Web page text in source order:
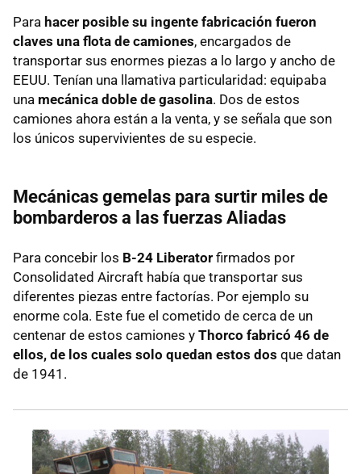
Para hacer posible su ingente fabricación fueron
claves una flota de camiones, encargados de
transportar sus enormes piezas a lo largo y ancho de
EEUU. Tenían una llamativa particularidad: equipaba
una mecánica doble de gasolina. Dos de estos
camiones ahora están a la venta, y se señala que son
los únicos supervivientes de su especie.
Mecánicas gemelas para surtir miles de
bombarderos a las fuerzas Aliadas
Para concebir los B-24 Liberator firmados por
Consolidated Aircraft había que transportar sus
diferentes piezas entre factorías. Por ejemplo su
enorme cola. Este fue el cometido de cerca de un
centenar de estos camiones y Thorco fabricó 46 de
ellos, de los cuales solo quedan estos dos que datan
de 1941.